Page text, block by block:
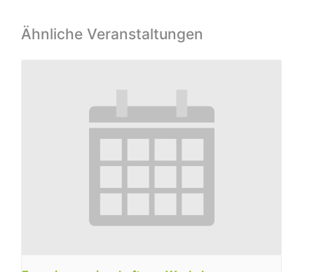
Ähnliche Veranstaltungen